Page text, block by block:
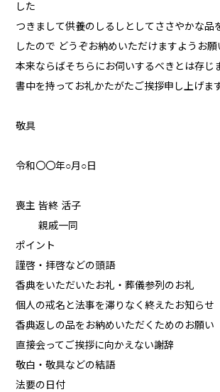
した
つきまして供養のしるしとしてささやかな品
したので どうぞお納めいただけますようお
本来ならばそちらにお伺いするべきとは存じ
書中を持ってお礼かたがたご挨拶申し上げま
敬具
令和〇〇年○月○日
喪主 皆終 活子
親戚一同
ポイント
謹啓・拝啓などの頭語
香典をいただいたお礼・葬儀参列のお礼
個人の戒名と法事を滞りなく終えたお知らせ
香典返しの品をお納めいただくためのお願い
直接会ってご挨拶に向かえない謝辞
敬白・敬具などの結語
法要の日付